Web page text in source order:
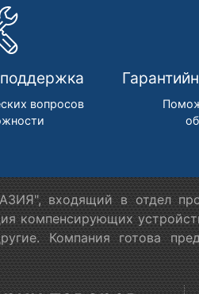
вопросов
входящий в отдел
компенсирующих
Компания готова